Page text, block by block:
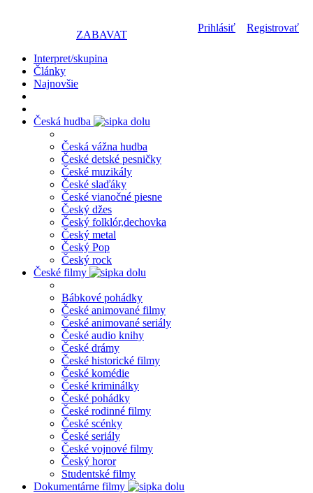
Prihlásiť Registrovať
ZABAVAT
Interpret/skupina
Články
Najnovšie
Česká hudba
Česká vážna hudba
České detské pesničky
České muzikály
České slaďáky
České vianočné piesne
Český džes
Český folklór,dechovka
Český metal
Český Pop
Český rock
České filmy
Bábkové pohádky
České animované filmy
České animované seriály
České audio knihy
České drámy
České historické filmy
České komédie
České kriminálky
České pohádky
České rodinné filmy
České scénky
České seriály
České vojnové filmy
Český horor
Studentské filmy
Dokumentárne filmy